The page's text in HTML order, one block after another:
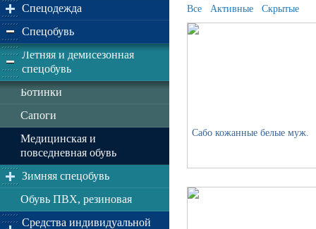
Спецодежда
Спецобувь
Летняя и демисезонная
спецобувь
Ботинки
Сапоги
Медицинская и
повседневная обувь
Зимняя спецобувь
Обувь ПВХ, резиновая
Средства индивидуальной
Все Активные Скрытые
Сабо кожанные белые муж.